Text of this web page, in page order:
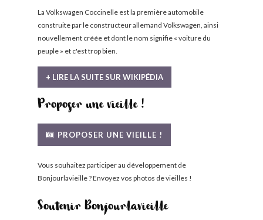
La Volkswagen Coccinelle est la première automobile
construite par le constructeur allemand Volkswagen, ainsi
nouvellement créée et dont le nom signifie « voiture du
peuple » et c'est trop bien.
+ LIRE LA SUITE SUR WIKIPÉDIA
Proposer une vieille !
PROPOSER UNE VIEILLE !
Vous souhaitez participer au développement de
Bonjourlavieille ? Envoyez vos photos de vieilles !
Soutenir Bonjourlavieille